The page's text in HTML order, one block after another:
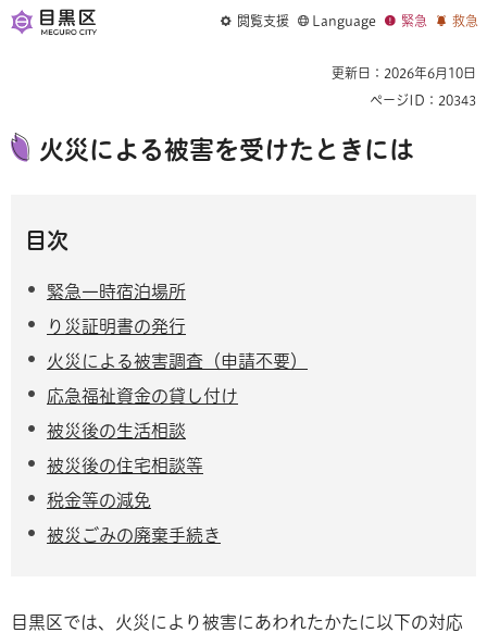
閲覧支援 Language 緊急 救急
更新日：2026年6月10日
ページID：20343
火災による被害を受けたときには
目次
緊急一時宿泊場所
り災証明書の発行
火災による被害調査（申請不要）
応急福祉資金の貸し付け
被災後の生活相談
被災後の住宅相談等
税金等の減免
被災ごみの廃棄手続き
目黒区では、火災により被害にあわれたかたに以下の対応